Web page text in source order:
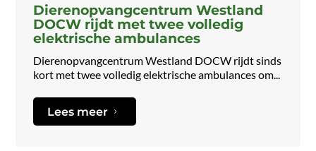
Dierenopvangcentrum Westland
DOCW rijdt met twee volledig
elektrische ambulances
Dierenopvangcentrum Westland DOCW rijdt sinds
kort met twee volledig elektrische ambulances om...
Lees meer 5